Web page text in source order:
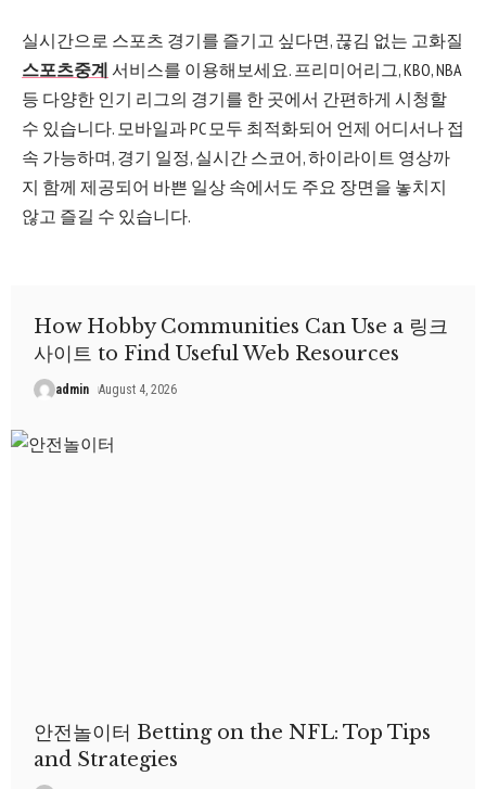
실시간으로 스포츠 경기를 즐기고 싶다면, 끊김 없는 고화질
스포츠중계 서비스를 이용해보세요. 프리미어리그, KBO, NBA
등 다양한 인기 리그의 경기를 한 곳에서 간편하게 시청할
수 있습니다. 모바일과 PC 모두 최적화되어 언제 어디서나 접
속 가능하며, 경기 일정, 실시간 스코어, 하이라이트 영상까
지 함께 제공되어 바쁜 일상 속에서도 주요 장면을 놓치지
않고 즐길 수 있습니다.
How Hobby Communities Can Use a 링크
사이트 to Find Useful Web Resources
admin August 4, 2026
안전놀이터 Betting on the NFL: Top Tips
and Strategies